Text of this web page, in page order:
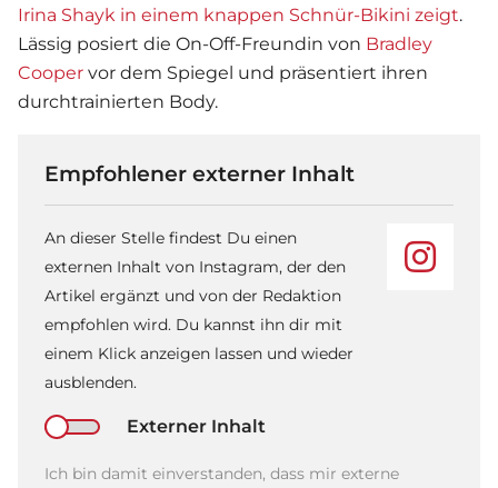
Irina Shayk in einem knappen Schnür-Bikini zeigt.
Lässig posiert die On-Off-Freundin von Bradley
Cooper vor dem Spiegel und präsentiert ihren
durchtrainierten Body.
Empfohlener externer Inhalt
An dieser Stelle findest Du einen
externen Inhalt von Instagram, der den
Artikel ergänzt und von der Redaktion
empfohlen wird. Du kannst ihn dir mit
einem Klick anzeigen lassen und wieder
ausblenden.
Externer Inhalt
Ich bin damit einverstanden, dass mir externe